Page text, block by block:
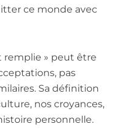
ce monde avec
remplie » peut être
pas
Sa définition
nos croyances,
personnelle.